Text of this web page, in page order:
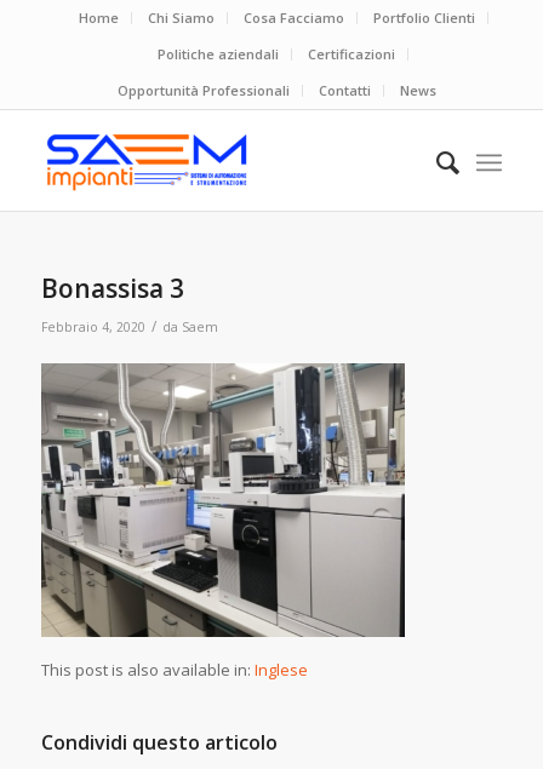
Home Chi Siamo Cosa Facciamo
Portfolio Clienti
Politiche aziendali
Certificazioni
Opportunità Professionali
Contatti News
Bonassisa 3
Febbraio 4, 2020 / da Saem
This post is also available in: Inglese
Condividi questo articolo